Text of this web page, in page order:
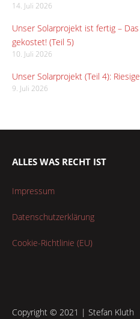
14. Juli 2026
Unser Solarprojekt ist fertig –
gekostet! (Teil 5)
10. Juli 2026
Unser Solarprojekt (Teil 4):
9. Juli 2026
ALLES WAS RECHT IST
Impressum
Datenschutzerklärung
Cookie-Richtlinie (EU)
Copyright © 2021 | Stefan Kluth